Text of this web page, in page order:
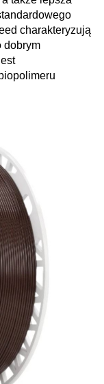
charakteryzują
dobrym